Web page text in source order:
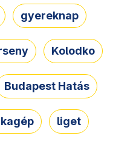
gyereknap
Kolodko
Budapest Hatás
liget